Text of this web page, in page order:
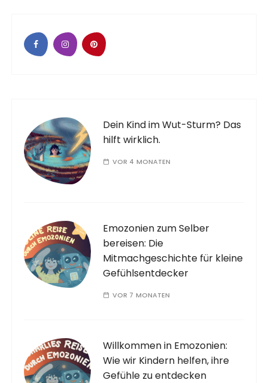
Dein Kind im Wut-Sturm? Das
hilft wirklich.
VOR 4 MONATEN
Emozonien zum Selber
bereisen: Die
Mitmachgeschichte für kleine
Gefühlsentdecker
VOR 7 MONATEN
Willkommen in Emozonien:
Wie wir Kindern helfen, ihre
Gefühle zu entdecken